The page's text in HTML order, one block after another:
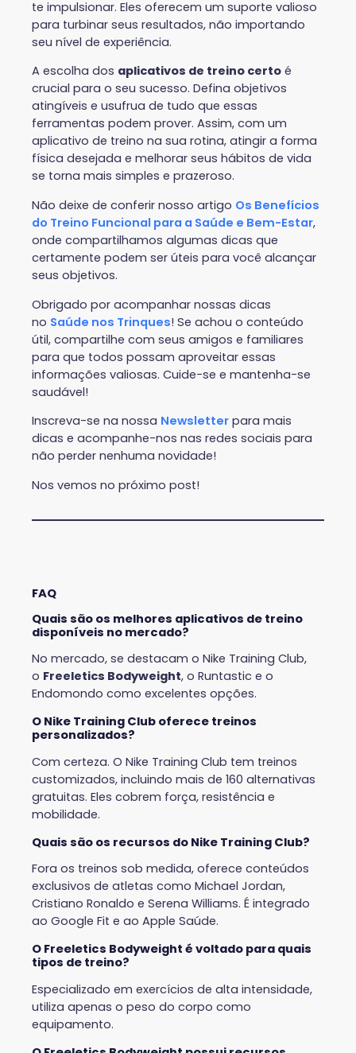
te impulsionar. Eles oferecem um suporte valioso
para turbinar seus resultados, não importando
seu nível de experiência.
A escolha dos aplicativos de treino certo é
crucial para o seu sucesso. Defina objetivos
atingíveis e usufrua de tudo que essas
ferramentas podem prover. Assim, com um
aplicativo de treino na sua rotina, atingir a forma
física desejada e melhorar seus hábitos de vida
se torna mais simples e prazeroso.
Não deixe de conferir nosso artigo Os Benefícios
do Treino Funcional para a Saúde e Bem-Estar,
onde compartilhamos algumas dicas que
certamente podem ser úteis para você alcançar
seus objetivos.
Obrigado por acompanhar nossas dicas
no Saúde nos Trinques! Se achou o conteúdo
útil, compartilhe com seus amigos e familiares
para que todos possam aproveitar essas
informações valiosas. Cuide-se e mantenha-se
saudável!
Inscreva-se na nossa Newsletter para mais
dicas e acompanhe-nos nas redes sociais para
não perder nenhuma novidade!
Nos vemos no próximo post!
FAQ
Quais são os melhores aplicativos de treino
disponíveis no mercado?
No mercado, se destacam o Nike Training Club,
o Freeletics Bodyweight, o Runtastic e o
Endomondo como excelentes opções.
O Nike Training Club oferece treinos
personalizados?
Com certeza. O Nike Training Club tem treinos
customizados, incluindo mais de 160 alternativas
gratuitas. Eles cobrem força, resistência e
mobilidade.
Quais são os recursos do Nike Training Club?
Fora os treinos sob medida, oferece conteúdos
exclusivos de atletas como Michael Jordan,
Cristiano Ronaldo e Serena Williams. É integrado
ao Google Fit e ao Apple Saúde.
O Freeletics Bodyweight é voltado para quais
tipos de treino?
Especializado em exercícios de alta intensidade,
utiliza apenas o peso do corpo como
equipamento.